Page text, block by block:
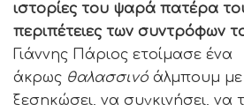
ιστορίες του ψαρά πατέρα
περιπέτειες των συντρόφων
Γιάννης Πάριος ετοίμασε ένα
άκρως θαλασσινό άλμπουμ
ξεσηκώσει, να συγκινήσει, να